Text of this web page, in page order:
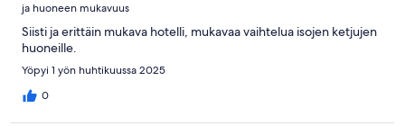
ja huoneen mukavuus
Siisti ja erittäin mukava hotelli, mukavaa vaihtelua isojen ketjujen
huoneille.
Yöpyi 1 yön huhtikuussa 2025
0